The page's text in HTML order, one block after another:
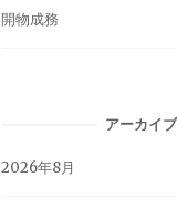
開物成務
アーカイブ
2026年8月